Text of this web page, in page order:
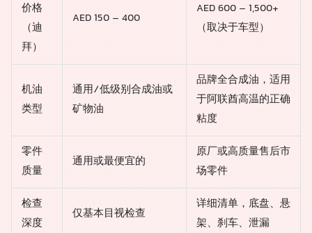
价格
（迪
拜）
AED 150 – 400
AED 600 – 1,500+
（取决于车型）
机油
类型
通用/低级别合成油或
矿物油
品牌全合成油，适用
于阿联酋高温的正确
粘度
零件
质量
通用或最便宜的
原厂或高质量售后市
场零件
检查
深度
仅基本目视检查
详细清单，底盘、悬
架、刹车、泄漏